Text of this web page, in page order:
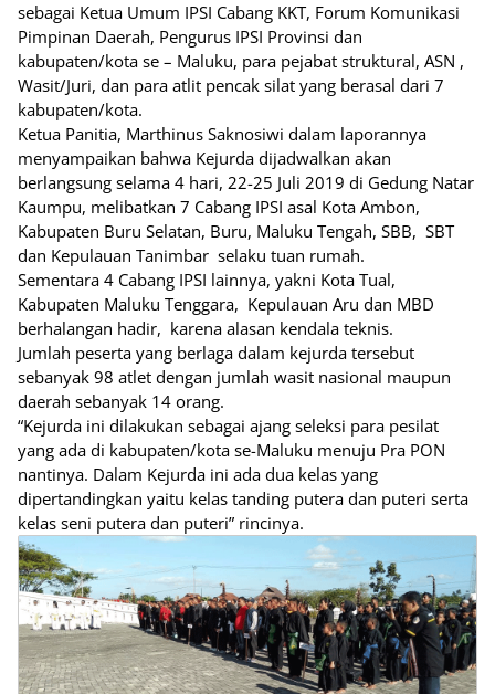
sebagai Ketua Umum IPSI Cabang KKT, Forum Komunikasi
Pimpinan Daerah, Pengurus IPSI Provinsi dan
kabupaten/kota se – Maluku, para pejabat struktural, ASN ,
Wasit/Juri, dan para atlit pencak silat yang berasal dari 7
kabupaten/kota.
Ketua Panitia, Marthinus Saknosiwi dalam laporannya
menyampaikan bahwa Kejurda dijadwalkan akan
berlangsung selama 4 hari, 22-25 Juli 2019 di Gedung Natar
Kaumpu, melibatkan 7 Cabang IPSI asal Kota Ambon,
Kabupaten Buru Selatan, Buru, Maluku Tengah, SBB, SBT
dan Kepulauan Tanimbar selaku tuan rumah.
Sementara 4 Cabang IPSI lainnya, yakni Kota Tual,
Kabupaten Maluku Tenggara, Kepulauan Aru dan MBD
berhalangan hadir, karena alasan kendala teknis.
Jumlah peserta yang berlaga dalam kejurda tersebut
sebanyak 98 atlet dengan jumlah wasit nasional maupun
daerah sebanyak 14 orang.
“Kejurda ini dilakukan sebagai ajang seleksi para pesilat
yang ada di kabupaten/kota se-Maluku menuju Pra PON
nantinya. Dalam Kejurda ini ada dua kelas yang
dipertandingkan yaitu kelas tanding putera dan puteri serta
kelas seni putera dan puteri” rincinya.